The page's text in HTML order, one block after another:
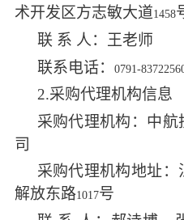
术开发区方志敏大道1458
联 系 人：王老师
联系电话：
0791-
2.采购代理机构信息
采购代理机构：中
司
采购代理机构地址
解放东路1017号